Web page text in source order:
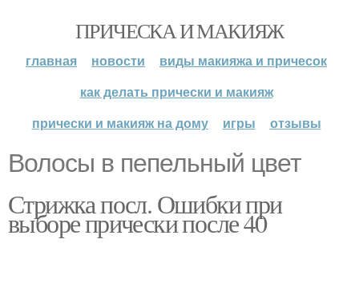
ПРИЧЕСКА И МАКИЯЖ
главная новости
виды макияжа и причесок
как делать прически и макияж
прически и макияж на дому
игры отзывы
Волосы в пепельный цвет
Стрижка посл. Ошибки при
выборе прически после 40